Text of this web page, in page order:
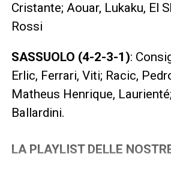
Cristante; Aouar, Lukaku, El
Rossi
SASSUOLO (4-2-3-1):
Erlic, Ferrari, Viti; Racic,
Matheus Henrique,
Ballardini.
LA PLAYLIST DELLE